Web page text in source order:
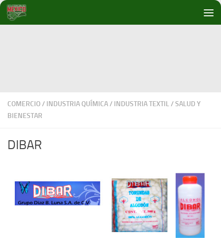
Debajo del contenido
COMERCIO/ INDUSTRIA QUÍMICA/ INDUSTRIA TEXTIL/SALUD Y
BIENESTAR
DIBAR